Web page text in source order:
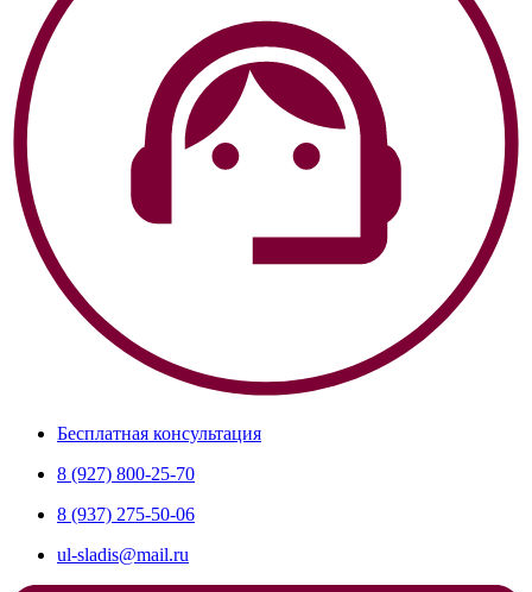
Бесплатная консультация
8 (927) 800-25-70
8 (937) 275-50-06
ul-sladis@mail.ru